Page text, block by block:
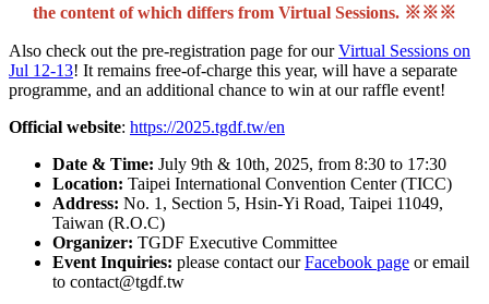
the content of which differs from Virtual Sessions. ※※※
Also check out the pre-registration page for ourVirtual Sessions on
Jul 12-13! It remains free-of-charge this year, will have a separate
programme, and an additional chance to win at our raffle event!
Official website: https://2025.tgdf.tw/en
Date & Time: July 9th & 10th, 2025, from 8:30 to 17:30
Location: Taipei International Convention Center (TICC)
Address: No. 1, Section 5, Hsin-Yi Road, Taipei 11049,
Taiwan (R.O.C)
Organizer: TGDF Executive Committee
Event Inquiries: please contact ourFacebook page or email
to contact@tgdf.tw